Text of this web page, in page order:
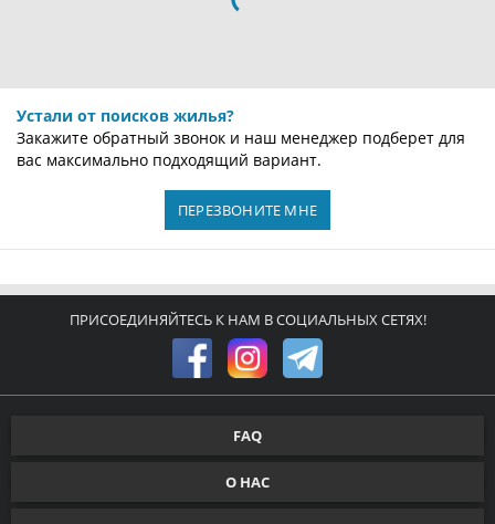
Яблуница, урочище Дил
от 3600 грн
по 16 оценкам
Яблуница, Вороненко
4 км. до центра города
от 3600 грн
ЧАСТНАЯ УСАДЬБА У НОГАЧЕВСЬКИХ